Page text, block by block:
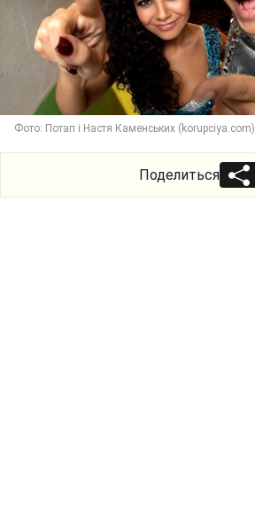
Фото: Потап і Настя Каменських (korupciya.com)
Поделиться